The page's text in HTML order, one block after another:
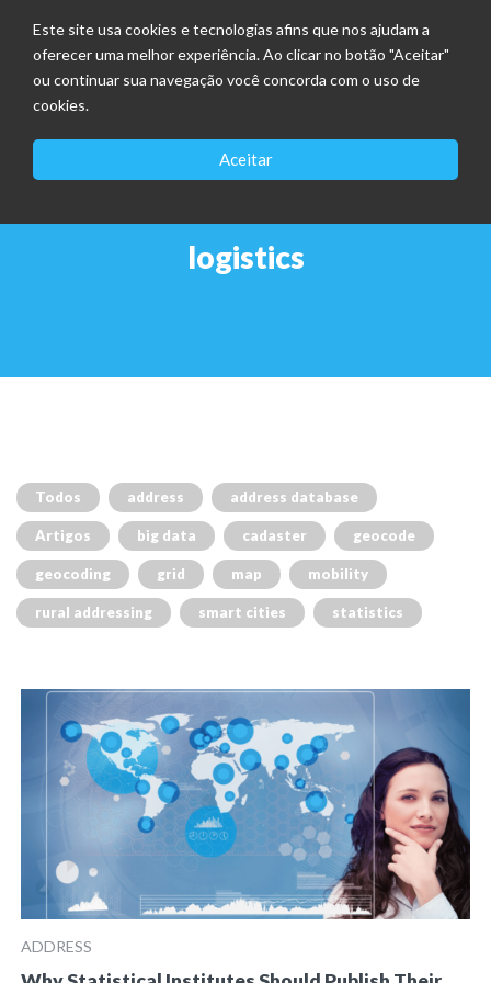
Este site usa cookies e tecnologias afins que nos ajudam a
oferecer uma melhor experiência. Ao clicar no botão "Aceitar"
ou continuar sua navegação você concorda com o uso de
cookies.
Aceitar
logistics
Todos address address database
Artigos big data cadaster geocode
geocoding grid map mobility
rural addressing smart cities statistics
ADDRESS